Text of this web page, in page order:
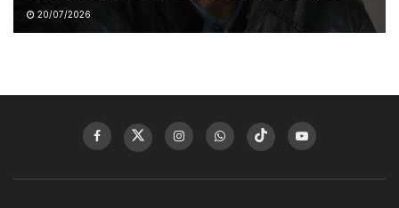
20/07/2026